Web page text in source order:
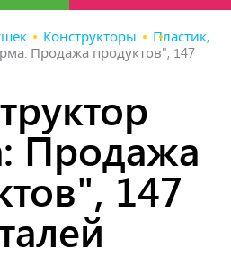
Конструкторы
Пластик,
Продажа продуктов", 147
Продажа
147